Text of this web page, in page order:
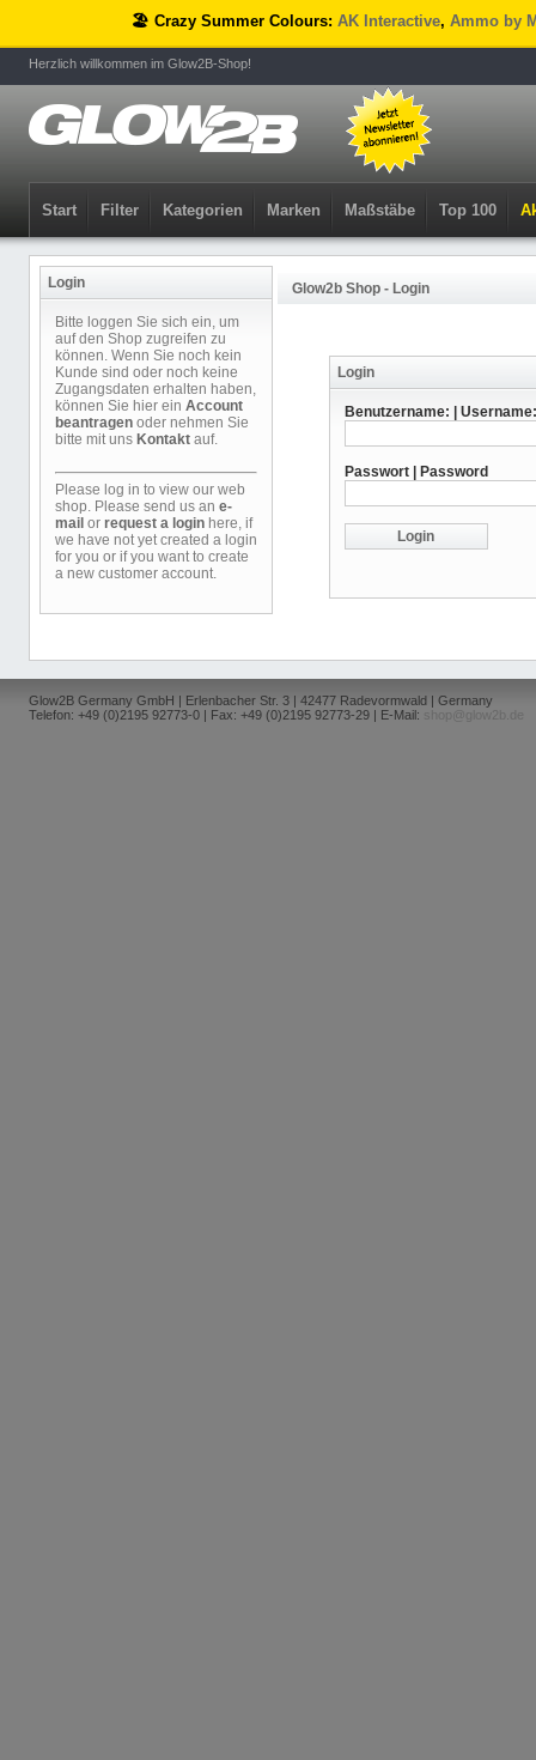
🏖️ Crazy Summer Colours:AK Interactive,Ammo by
Herzlich willkommen im Glow2B-Shop!
Start Filter Kategorien Marken Maßstäbe Top 100
Login
Bitte loggen Sie sich ein, um
auf den Shop zugreifen zu
können. Wenn Sie noch kein
Kunde sind oder noch keine
Zugangsdaten erhalten haben,
können Sie hier ein Account
beantragen oder nehmen Sie
bitte mit uns Kontakt auf.
Please log in to view our web
shop. Please send us an e-
mail or request a login here, if
we have not yet created a login
for you or if you want to create
a new customer account.
Glow2b Shop - Login
Login
Benutzername: | Username:
Passwort | Password
Glow2B Germany GmbH | Erlenbacher Str. 3 | 42477 Radevormwald | Germany
Telefon: +49 (0)2195 92773-0 | Fax: +49 (0)2195 92773-29 | E-Mail:
shop@glow2b.de